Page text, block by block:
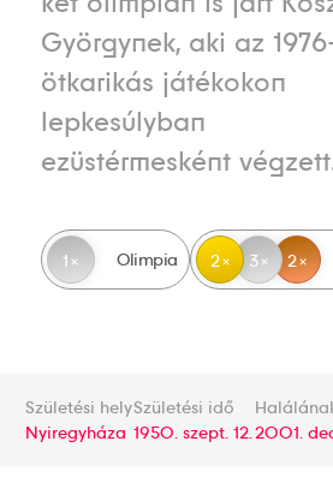
Györgynek, aki az
ötkarikás játékokon
lepkesúlyban
ezüstérmesként
1 Olimpia 2 3 2
Születési hely
Nyiregyháza
Születési idő
1950. szept. 12.2001.